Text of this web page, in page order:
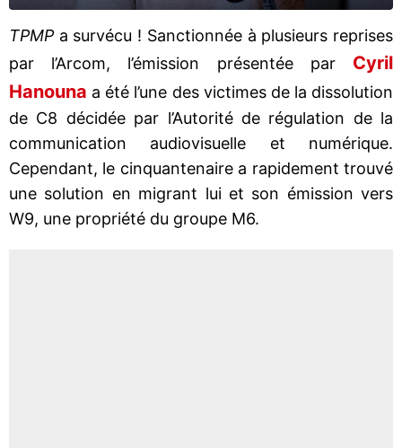
TPMP a survécu ! Sanctionnée à plusieurs reprises
par l’Arcom, l’émission présentée par Cyril
Hanouna a été l’une des victimes de la dissolution
de C8 décidée par l’Autorité de régulation de la
communication audiovisuelle et numérique.
Cependant, le cinquantenaire a rapidement trouvé
une solution en migrant lui et son émission vers
W9, une propriété du groupe M6.